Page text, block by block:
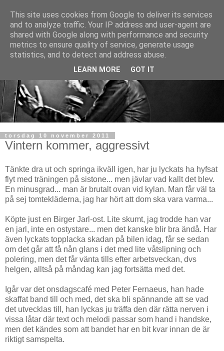
torsdag 10 november 2011
Vintern kommer, aggressivt
Tänkte dra ut och springa ikväll igen, har ju lyckats ha hyfsat
flyt med träningen på sistone... men jävlar vad kallt det blev.
En minusgrad... man är brutalt ovan vid kylan. Man får väl ta
på sej tomtekläderna, jag har hört att dom ska vara varma...
Köpte just en Birger Jarl-ost. Lite skumt, jag trodde han var
en jarl, inte en ostystare... men det kanske blir bra ändå. Har
även lyckats topplacka skadan på bilen idag, får se sedan
om det går att få nån glans i det med lite våtslipning och
polering, men det får vänta tills efter arbetsveckan, dvs
helgen, alltså på måndag kan jag fortsätta med det.
Igår var det onsdagscafé med Peter Fernaeus, han hade
skaffat band till och med, det ska bli spännande att se vad
det utvecklas till, han lyckas ju träffa den där rätta nerven i
vissa låtar där text och melodi passar som hand i handske,
men det kändes som att bandet har en bit kvar innan de är
riktigt samspelta.
This site uses cookies from Google to deliver its services
and to analyze traffic. Your IP address and user-agent are
shared with Google along with performance and security
metrics to ensure quality of service, generate usage
statistics, and to detect and address abuse.
LEARN MORE GOT IT